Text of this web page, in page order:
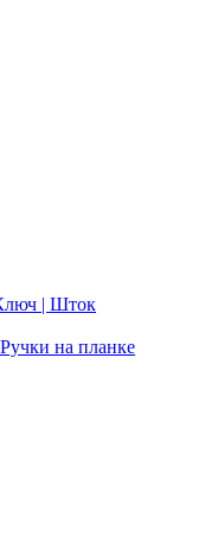
| Шток
Ручки на планке